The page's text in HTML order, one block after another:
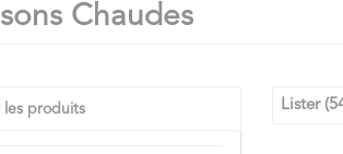
Chaudes
les produits Lister